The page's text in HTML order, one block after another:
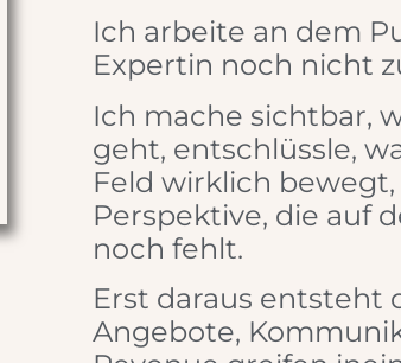
Ich arbeite an dem
Expertin noch nicht
Ich mache sichtbar,
geht, entschlüssle,
Feld wirklich
Perspektive, die auf
noch fehlt.
Erst daraus entsteht
Angebote,